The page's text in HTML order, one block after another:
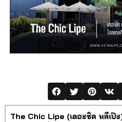
The Chic Lipe (เดอะชิค หลีเป๊